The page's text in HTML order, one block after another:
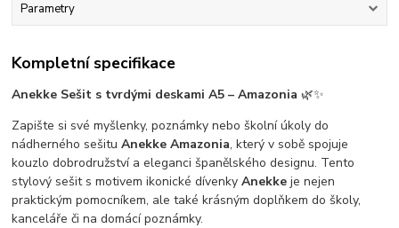
Parametry
Kompletní specifikace
Anekke Sešit s tvrdými deskami A5 – Amazonia 🌿✨
Zapište si své myšlenky, poznámky nebo školní úkoly do
nádherného sešituAnekke Amazonia, který v sobě spojuje
kouzlo dobrodružství a eleganci španělského designu. Tento
stylový sešit s motivem ikonické dívenkyAnekke je nejen
praktickým pomocníkem, ale také krásným doplňkem do školy,
kanceláře či na domácí poznámky.